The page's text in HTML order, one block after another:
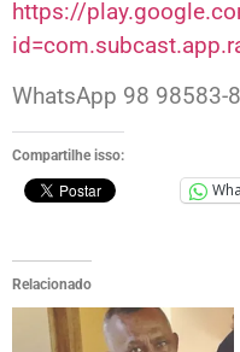
https://
WhatsApp 98 98583-
Compartilhe isso:
Relacionado